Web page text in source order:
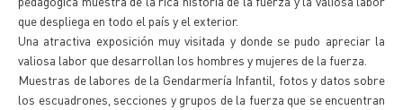
que despliega en todo el país y el exterior.
Una atractiva exposición muy visitada y donde se pudo apreciar la
valiosa labor que desarrollan los hombres y mujeres de la fuerza.
Muestras de labores de la Gendarmería Infantil, fotos y datos sobre
los escuadrones, secciones y grupos de la fuerza que se encuentran